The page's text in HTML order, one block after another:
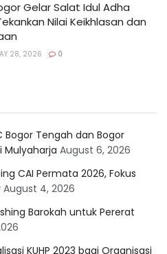
Gelar Salat Idul Adha
Nilai Keikhlasan dan
28, 2026 0
Bogor Tengah dan Bogor
Mulyaharja August 6, 2026
CAI Permata 2026, Fokus
August 4, 2026
Barokah untuk Pererat
KUHP 2023 bagi Organisasi